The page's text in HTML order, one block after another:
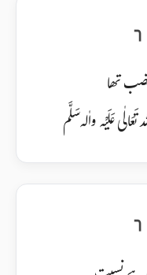
تھا
عَلَیْہ واٰلہ سَلَّم